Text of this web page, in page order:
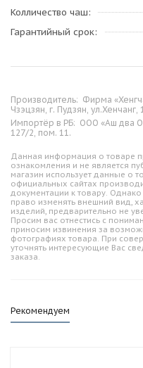
Колличество чаш
Гарантийный срок
Производитель: Фирма
Чзэцзян, г. Пудзян, ул.Хенчанг,
Импортёр в РБ: ООО «Аш два
127/2, пом. 11.
Данная информация о товаре
ознакомления и не является
магазин использует данные о
официальных сайтах
документации к товару.
право изменять внешний вид,
изделий, предварительно не
Просим вас отнестись с
приносим извинения за
фотографиях товара. При
уточнять интересующие Вас
заказа.
Рекомендуем